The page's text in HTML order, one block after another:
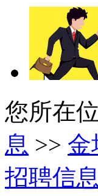
您所在
息 >> 金
招聘信息